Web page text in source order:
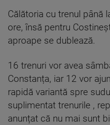
Călătoria cu trenul până
ore, însă pentru
aproape se dublează.
16 trenuri vor avea
Constanța, iar 12 vor
rapidă variantă spre
suplimentat trenurile ,
anunțat că nu mai sunt